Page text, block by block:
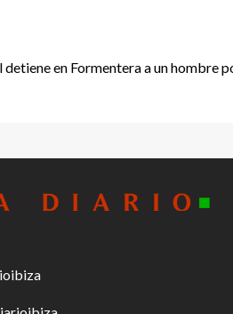
detiene en Formentera a un hombre